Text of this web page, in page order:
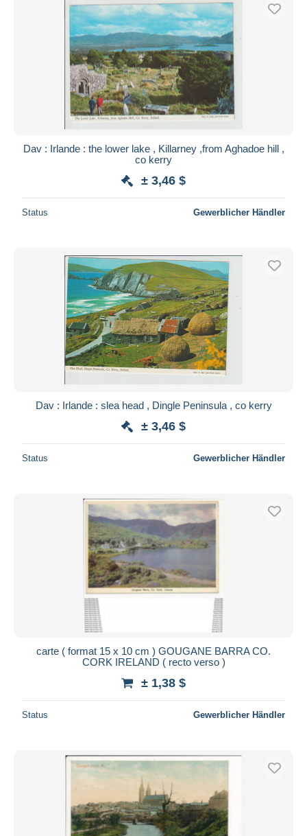
Dav : Irlande : the lower lake , Killarney ,from Aghadoe hill ,
co kerry
± 3,46 $
Status Gewerblicher Händler
Dav : Irlande : slea head , Dingle Peninsula , co kerry
± 3,46 $
Status Gewerblicher Händler
carte ( format 15 x 10 cm ) GOUGANE BARRA CO.
CORK IRELAND ( recto verso )
± 1,38 $
Status Gewerblicher Händler